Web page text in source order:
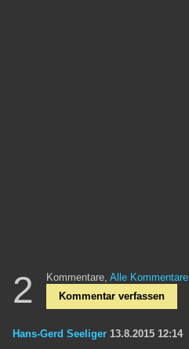
2 Kommentare, Alle Kommentare
Kommentar verfassen
Hans-Gerd Seeliger 13.8.2015 12:14